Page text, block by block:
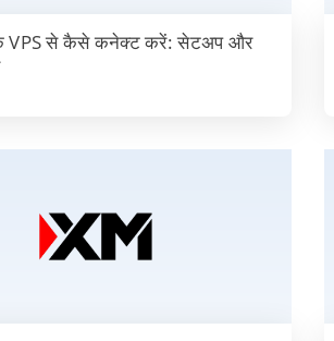
VPS से कैसे कनेक्ट करें: सेटअप और